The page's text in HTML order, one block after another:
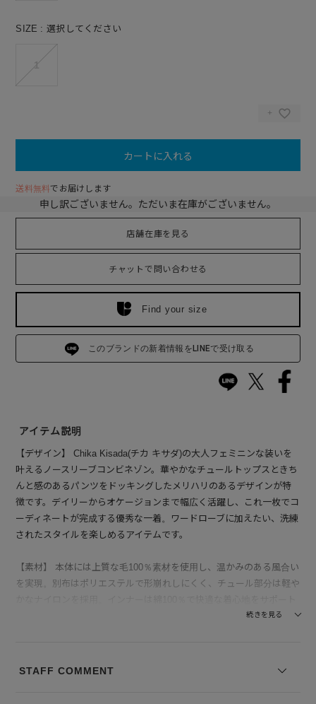
SIZE 選択してください
カートに入れる
送料無料でお届けします
申し訳ございません。ただいま在庫がございません。
店舗在庫を見る
チャットで問い合わせる
Find your size
このブランドの新着情報をLINEで受け取る
アイテム説明
【デザイン】 Chika Kisada(チカ キサダ)の大人フェミニンな装いを
叶えるノースリーブコンビネゾン。華やかなチュールトップスときち
んと感のあるパンツをドッキングしたメリハリのあるデザインが特
徴です。デイリーからオケージョンまで幅広く活躍し、これ一枚でコ
ーディネートが完成する優秀な一着。ワードローブに加えたい、洗練
されたスタイルを楽しめるアイテムです。
【素材】 本体には上質な毛100％素材を使用し、温かみのある風合い
を実現。別布はポリエステルで形崩れしにくく、チュール部分は軽や
続きを見る
STAFF COMMENT